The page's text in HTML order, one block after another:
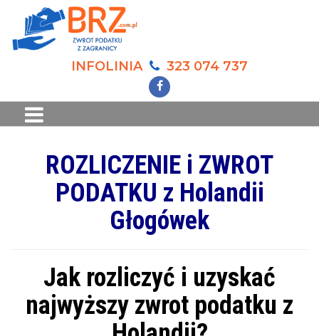
INFOLINIA 323 074 737
ROZLICZENIE i ZWROT
PODATKU z Holandii
Głogówek
Jak rozliczyć i uzyskać
najwyższy zwrot podatku z